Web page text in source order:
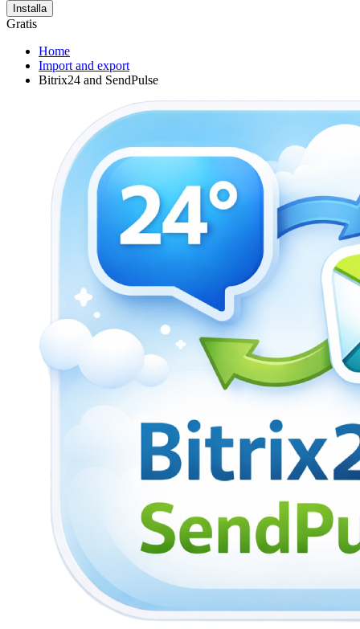
Installa
Gratis
Home
Import and export
Bitrix24 and SendPulse